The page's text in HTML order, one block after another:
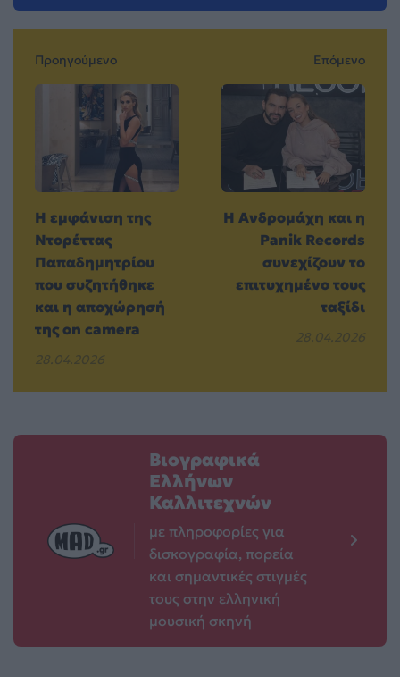
Προηγούμενο
Η εμφάνιση της
Ντορέττας
Παπαδημητρίου
που συζητήθηκε
και η αποχώρησή
της on camera
28.04.2026
Επόμενο
Η Ανδρομάχη και η
Panik Records
συνεχίζουν το
επιτυχημένο τους
ταξίδι
28.04.2026
Βιογραφικά
Ελλήνων
Καλλιτεχνών
με πληροφορίες για
δισκογραφία, πορεία
και σημαντικές στιγμές
τους στην ελληνική
μουσική σκηνή